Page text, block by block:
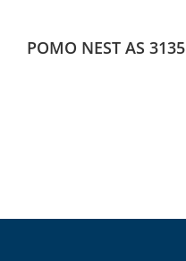
POMO NEST AS 3135